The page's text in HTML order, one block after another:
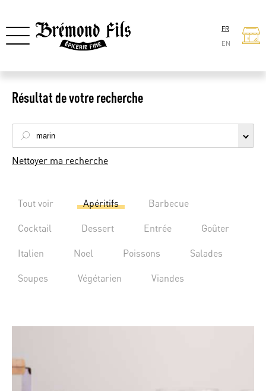
FR
EN
Résultat de votre recherche
Nettoyer ma recherche
Tout voir Apéritifs Barbecue
Cocktail Dessert Entrée Goûter
Italien Noel Poissons Salades
Soupes Végétarien Viandes